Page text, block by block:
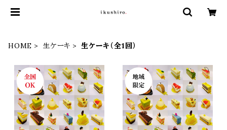
HOME 生ケーキ 生ケーキ（全1回）